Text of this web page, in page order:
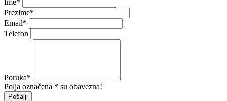
Prezime*
Email*
Telefon
Poruka*
Polja označena * su obavezna!
Pošalji